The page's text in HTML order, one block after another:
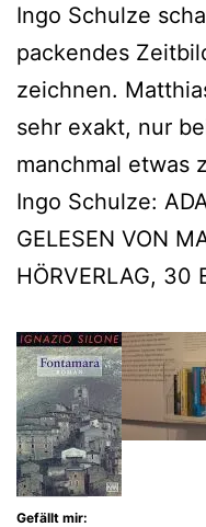
Ingo Schulze
packendes
zeichnen.
sehr exakt, nur
manchmal etwas
Ingo Schulze:
GELESEN VON
HÖRVERLAG, 30
Gefällt mir: